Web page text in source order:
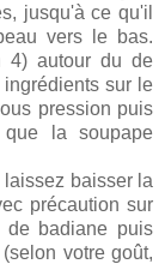
jusqu'à ce qu'il
vers le bas.
4) autour du de
sur le
pression puis
la soupape
laissez baisser la
précaution sur
de badiane puis
votre goût,